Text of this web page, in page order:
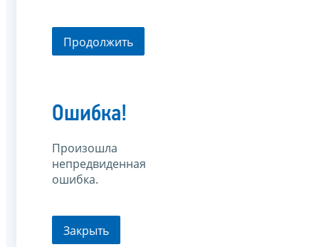
Продолжить
Ошибка!
Произошла
непредвиденная
ошибка.
Закрыть